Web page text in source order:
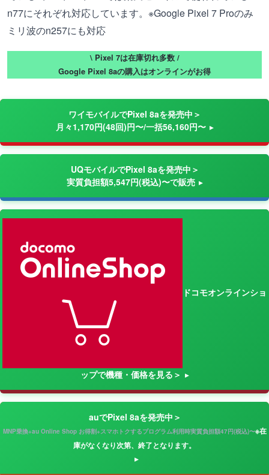
n77にそれぞれ対応しています。※Google Pixel 7 Proのみ
ミリ波のn257にも対応
\ Pixel 7は在庫切れ多数 /
Google Pixel 8aの購入はオンラインがお得
ワイモバイルでPixel 8aを発売中＞
月々1,170円(48回)円〜/一括56,160円〜
UQモバイルでPixel 8aを発売中＞
実質負担額5,547円(税込)〜で販売
ドコモオンラインショ
ップで機種・価格を見る＞
auでPixel 8aを発売中＞
MNP乗換+au Online Shop お得割+スマホトクするプログラム利用時実質負担額47円(税込)〜※在
庫がなくなり次第、終了となります。